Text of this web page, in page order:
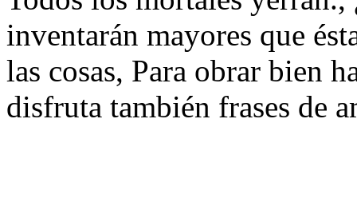
inventarán mayores que
las cosas, Para obrar bien
disfruta también frases de